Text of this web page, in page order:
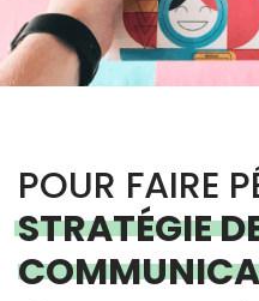
POUR FAIRE
STRATÉGIE